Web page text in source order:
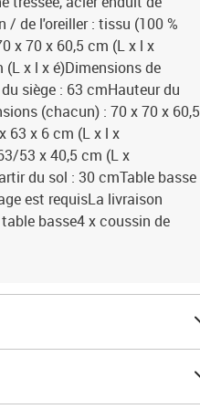
/ de l'oreiller : tissu (100 %
x 70 x 60,5 cm (L x l x
x l x é)Dimensions de
siège : 63 cmHauteur du
(chacun) : 70 x 70 x 60,5
63 x 6 cm (L x l x
53 x 40,5 cm (L x
du sol : 30 cmTable basse
est requisLa livraison
basse4 x coussin de